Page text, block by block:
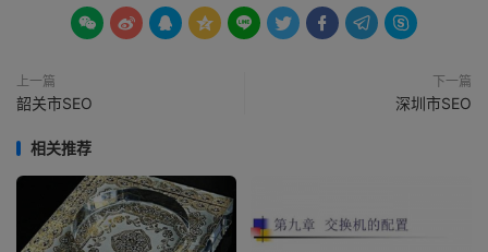
        
上一篇
韶关市SEO
下一篇
深圳市SEO
相关推荐